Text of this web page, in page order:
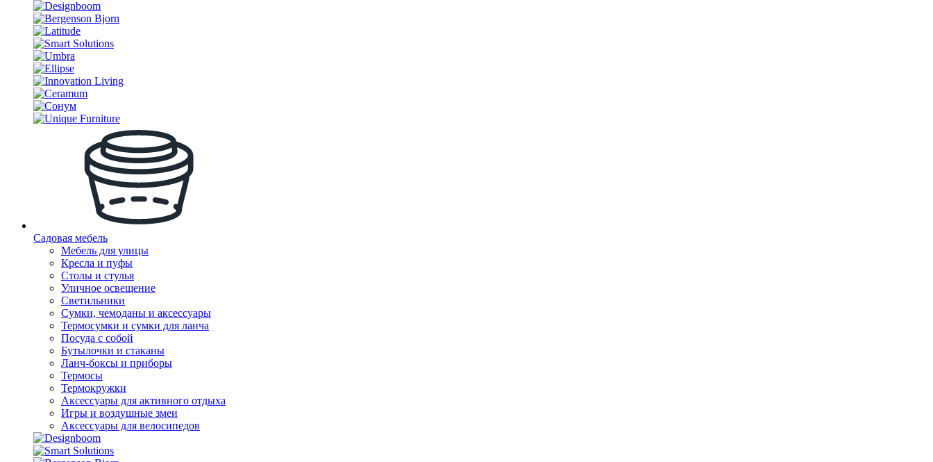
Садовая мебель
Мебель для улицы
Кресла и пуфы
Столы и стулья
Уличное освещение
Светильники
Сумки, чемоданы и аксессуары
Термосумки и сумки для ланча
Посуда с собой
Бутылочки и стаканы
Ланч-боксы и приборы
Термосы
Термокружки
Аксессуары для активного отдыха
Игры и воздушные змеи
Аксессуары для велосипедов